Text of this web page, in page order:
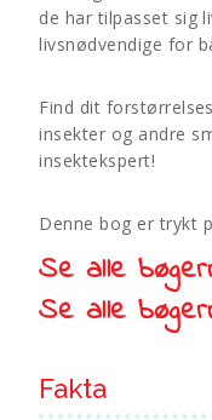
de har tilpasset sig
livsnødvendige for
Find dit
insekter og andre
insektekspert!
Denne bog er trykt
Se alle
Se alle
Fakta